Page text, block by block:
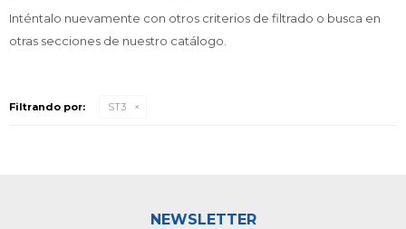
Inténtalo nuevamente con otros criterios de filtrado o busca en
otras secciones de nuestro catálogo.
Filtrando por: ST3
NEWSLETTER